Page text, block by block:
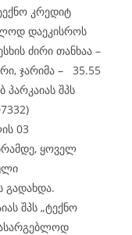
კრედიტ
დაეკისროს
ძირი თანხაა –
ჯარიმა – 35.55
შპს
03
ყოველ
გადახდა.
შპს „ტექნო